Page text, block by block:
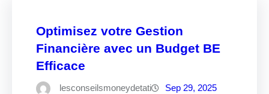
Optimisez votre Gestion
Financière avec un Budget BE
Efficace
lesconseilsmoneydetati Sep 29, 2025